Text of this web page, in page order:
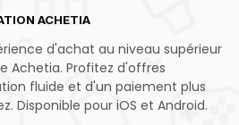
ACHETIA
d'achat au niveau supérieur
Achetia. Profitez d'offres
fluide et d'un paiement plus
Disponible pour iOS et Android.